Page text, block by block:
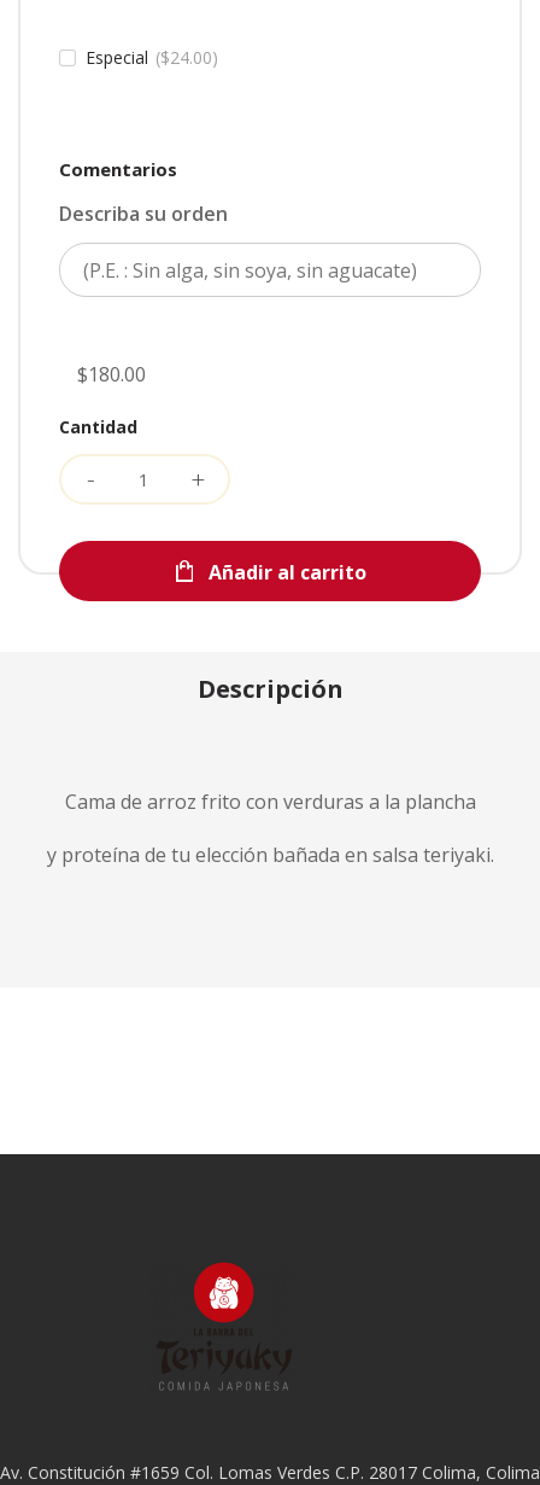
Especial $24.00
Comentarios
Describa su orden
$180.00
Cantidad
Añadir al carrito
Descripción
Cama de arroz frito con verduras a la plancha
y proteína de tu elección bañada en salsa teriyaki.
Av. Constitución #1659 Col. Lomas Verdes C.P. 28017 Colima, Colima